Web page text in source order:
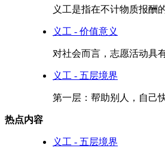
义工是指在不计物质报酬
义工 - 价值意义
对社会而言，志愿活动具
义工 - 五层境界
第一层：帮助别人，自己
热点内容
义工 - 五层境界